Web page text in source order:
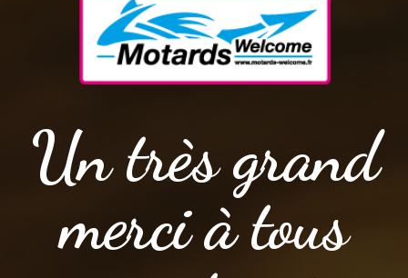
Un très grand
merci à tous